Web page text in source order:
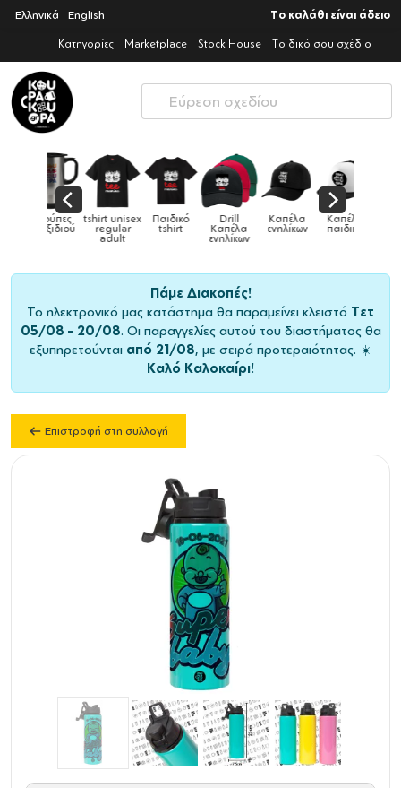
Ελληνικά English Το καλάθι είναι άδειο
Κατηγορίες Marketplace Stock House Το δικό σου σχέδιο
Drill
Καπέλα
ενηλίκων
Καπέλα
ενηλίκων
Καπέλα
παιδικά Κούπες Κούπες
ειδικές
Πάμε Διακοπές!
Το ηλεκτρονικό μας κατάστημα θα παραμείνει κλειστό Τετ
05/08 – 20/08. Οι παραγγελίες αυτού του διαστήματος θα
εξυπηρετούνται από 21/08, με σειρά προτεραιότητας. ☀️
Καλό Καλοκαίρι!
Επιστροφή στη συλλογή